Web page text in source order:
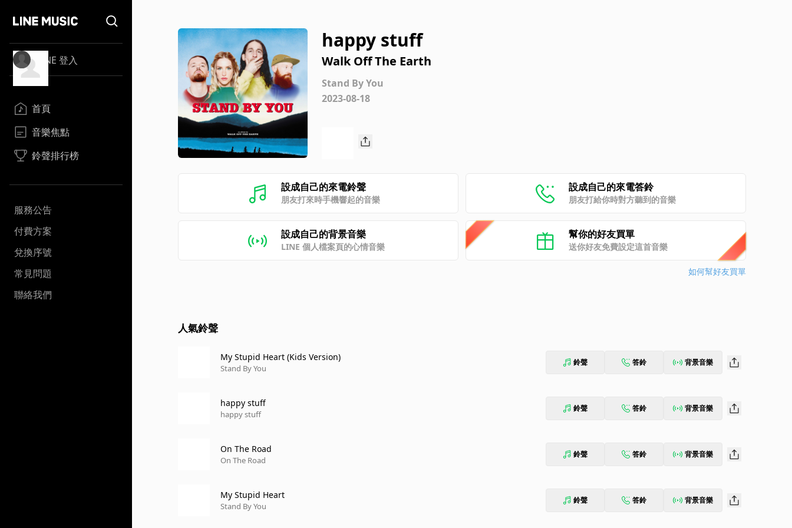
LINE 登入
首頁
音樂焦點
鈴聲排行榜
服務公告
付費方案
兌換序號
常見問題
聯絡我們
happy stuff
Walk Off The Earth
Stand By You
2023-08-18
設成自己的來電鈴聲
朋友打來時手機響起的音樂
設成自己的來電答鈴
朋友打給你時對方聽到的音樂
設成自己的背景音樂
LINE 個人檔案頁的心情音樂
幫你的好友買單
送你好友免費設定這首音樂
如何幫好友買單
人氣鈴聲
My Stupid Heart (Kids Version)
Stand By You
鈴聲 答鈴 背景音樂
happy stuff
happy stuff
鈴聲 答鈴 背景音樂
On The Road
On The Road
鈴聲 答鈴 背景音樂
My Stupid Heart
Stand By You
鈴聲 答鈴 背景音樂